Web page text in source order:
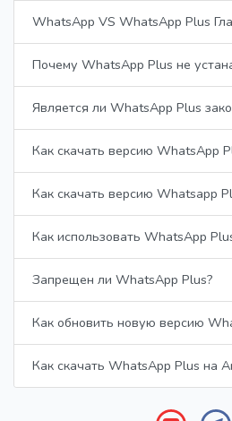
WhatsApp VS WhatsApp Plus
Почему WhatsApp Plus не
Является ли WhatsApp Plus
Как скачать версию WhatsApp
Как скачать версию Whatsapp
Как использовать WhatsApp
Запрещен ли WhatsApp Plus?
Как обновить новую версию
Как скачать WhatsApp Plus на